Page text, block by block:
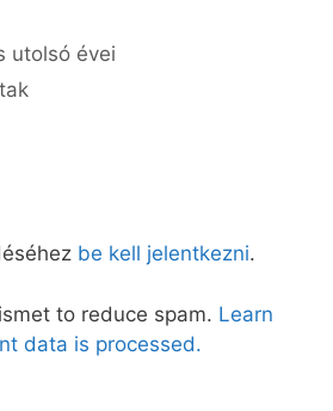
utolsó évei
be kell jelentkezni.
to reduce spam. Learn
data is processed.